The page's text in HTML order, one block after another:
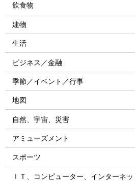
飲食物
建物
生活
ビジネス／金融
季節／イベント／行事
地図
自然、宇宙、災害
アミューズメント
スポーツ
ＩＴ、コンピューター、インターネ